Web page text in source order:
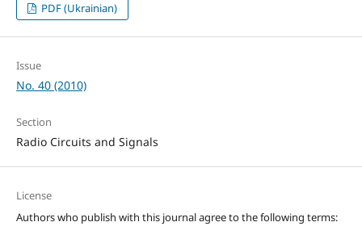
PDF (Ukrainian)
Issue
No. 40 (2010)
Section
Radio Circuits and Signals
License
Authors who publish with this journal agree to the following terms: